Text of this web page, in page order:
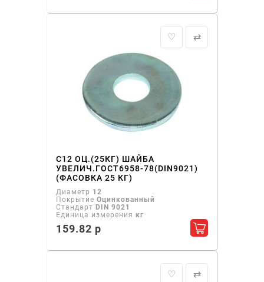
♡ ⇄
С12 ОЦ.(25КГ) ШАЙБА
УВЕЛИЧ.ГОСТ6958-78(DIN9021)
(ФАСОВКА 25 КГ)
Диаметр 12
Покрытие Оцинкованный
Стандарт DIN 9021
Единица измерения кг
159.82 р Добавить в
♡ ⇄